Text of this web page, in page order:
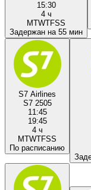
15:30
4 ч
MTWTFSS
Задержан на 55 мин
S7 Airlines
S7 2505
11:45
19:45
4 ч
MTWTFSS
По расписанию